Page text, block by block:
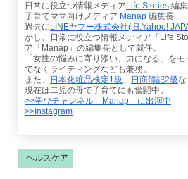
日常に役立つ情報メディア Life Stories 編
子育てママ向けメディア Manap 編集長
過去に LINEヤフー株式会社(旧:Yahoo!
かし、日常に役立つ情報メディア「Life
ア「Manap」の編集長として就任。
「女性の悩みに寄り添い、力になる」を
でなくライティングなども兼務。
また、
日本化粧品検定1級、 日商簿記2級
現在は二児の母で子育てにも奮闘中。
>>学びチャンネル「Manap」に出演中
>>Instagram
ヘルスケア